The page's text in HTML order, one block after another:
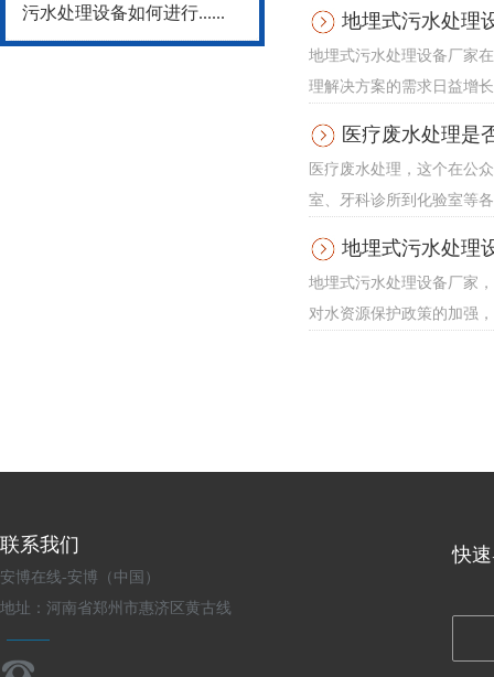
污水处理设备如何进行...... 地埋式污水处理
地埋式污水处理设备厂家
理解决方案的需求日益增
医疗废水处理是
医疗废水处理，这个在公
室、牙科诊所到化验室等
地埋式污水处理
地埋式污水处理设备厂家
对水资源保护政策的加强
联系我们
安博在线-安博（中国）
地址：河南省郑州市惠济区黄古线
快